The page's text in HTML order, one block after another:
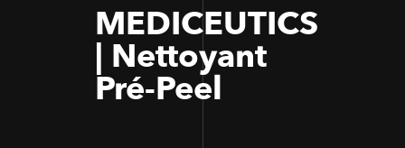
MEDICEUTICS
| Nettoyant
Pré-Peel